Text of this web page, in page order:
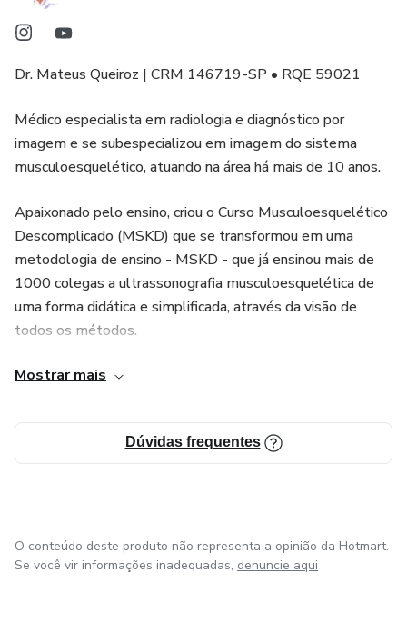
Dr. Mateus Queiroz | CRM 146719-SP • RQE 59021
Médico especialista em radiologia e diagnóstico por
imagem e se subespecializou em imagem do sistema
musculoesquelético, atuando na área há mais de 10 anos.
Apaixonado pelo ensino, criou o Curso Musculoesquelético
Descomplicado (MSKD) que se transformou em uma
metodologia de ensino - MSKD - que já ensinou mais de
1000 colegas a ultrassonografia musculoesquelética de
uma forma didática e simplificada, através da visão de
todos os métodos.
Atualmente é coordenador da Pós-Graduação Lato Sensu
Recife, coordenador do setor de musculoesquelético da
Tomovale (São José dos Campos - SP) e membro titular
do Colégio Brasileiro de Radiologia.
Mostrar mais
Dúvidas frequentes
O conteúdo deste produto não representa a opinião da Hotmart.
Se você vir informações inadequadas, denuncie aqui